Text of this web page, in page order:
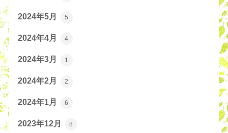
2024年5月 5
2024年4月 4
2024年3月 1
2024年2月 2
2024年1月 6
2023年12月 8